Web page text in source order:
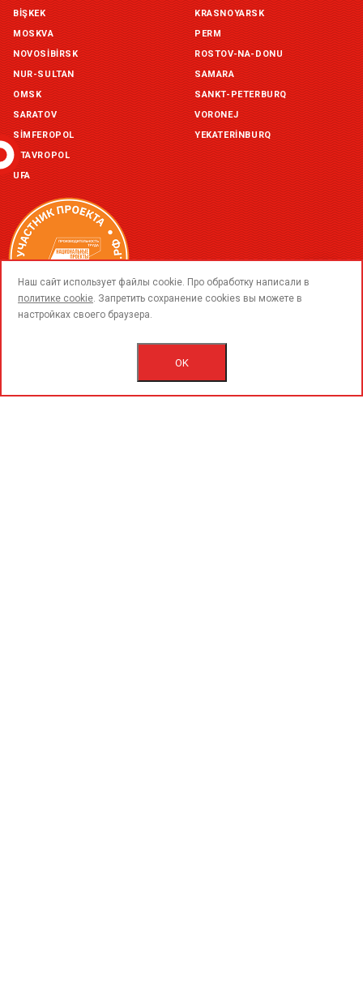
in stock:not in stock
Склад Екатеринбург (г. Екатеринбург, ул. Бисертская, д.1)
in stock:not in stock
Склад Казань (г. Казань, ул. Родины, д. 2)
in stock:not in stock
Склад Уфа (г. Уфа, ул. Центральная, д. 19Б )
in stock:not in stock
BIŞKEK
KRASNOYARSK
MOSKVA
NOVOSIBIRSK
NUR-SULTAN
OMSK
PERM
ROSTOV-NA-DONU
SAMARA
SANKT-PETERBURQ
SARATOV
SIMFEROPOL
STAVROPOL
UFA
VORONEJ
YEKATERINBURQ
© 2015-2020 «PerfoGrad» MMC.
call
Наш сайт использует файлы cookie. Про обработку написали в
политике cookie. Запретить сохранение cookies вы можете в
настройках своего браузера.
OK